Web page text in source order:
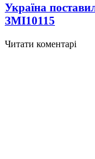
Україна
ЗМІ10115
Читати коментарі